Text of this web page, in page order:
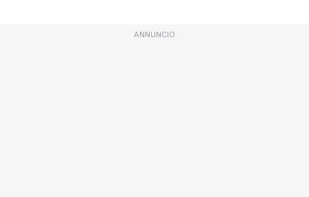
ANNUNCIO